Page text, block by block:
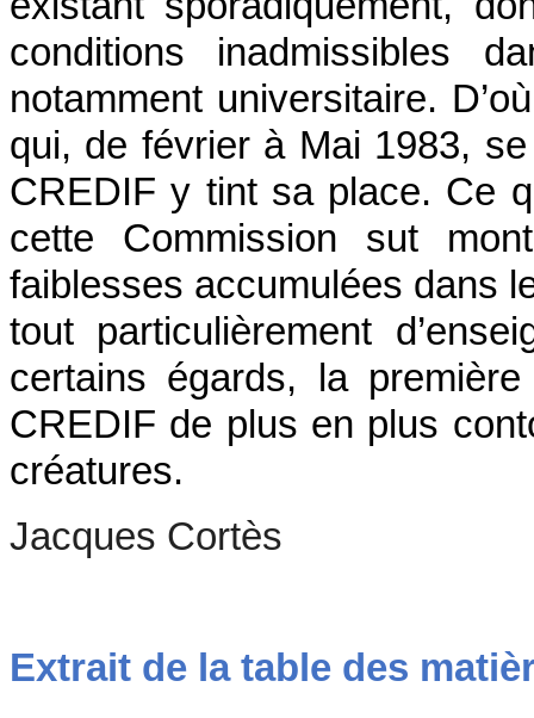
conditions inadmissibles
notamment universitaire.
qui, de février à Mai 1983,
CREDIF y tint sa place. Ce
cette Commission sut
faiblesses accumulées dans
tout particulièrement
certains égards, la
CREDIF de plus en plus
créatures.
Jacques Cortès
Extrait de la table des